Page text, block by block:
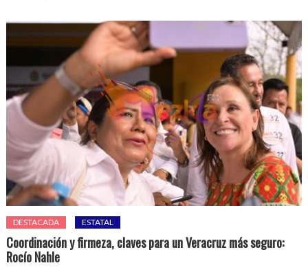
DESTACADA ESTATAL
Coordinación y firmeza, claves para un Veracruz más seguro:
Rocío Nahle